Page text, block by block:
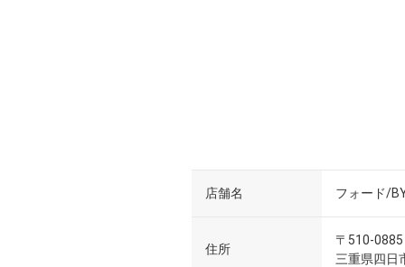
店舗名 フォード/
住所
〒510-0885
三重県四日